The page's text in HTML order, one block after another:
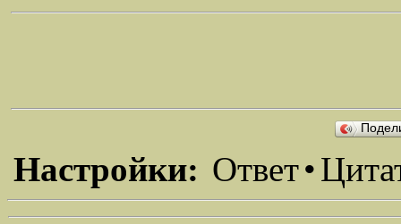
Настройки: Ответ•